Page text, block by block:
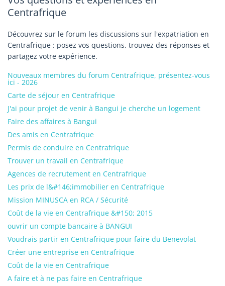
Centrafrique
Découvrez sur le forum les discussions sur l'expatriation en
Centrafrique : posez vos questions, trouvez des réponses et
partagez votre expérience.
Nouveaux membres du forum Centrafrique, présentez-vous
ici - 2026
Carte de séjour en Centrafrique
J'ai pour projet de venir à Bangui je cherche un logement
Faire des affaires à Bangui
Des amis en Centrafrique
Permis de conduire en Centrafrique
Trouver un travail en Centrafrique
Agences de recrutement en Centrafrique
Les prix de l&#146;immobilier en Centrafrique
Mission MINUSCA en RCA / Sécurité
Coût de la vie en Centrafrique &#150; 2015
ouvrir un compte bancaire à BANGUI
Voudrais partir en Centrafrique pour faire du Benevolat
Créer une entreprise en Centrafrique
Coût de la vie en Centrafrique
A faire et à ne pas faire en Centrafrique